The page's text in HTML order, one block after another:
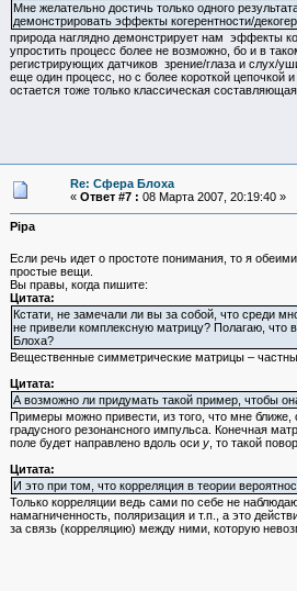
Мне желательно достичь только одного
демонстрировать эффекты когерентности/
природа наглядно демонстрирует нам эффекты
упростить процесс более не возможно, бо и в
регистрирующих датчиков зрение/глаза и слух/
еще один процесс, но с более короткой цепочкой
остается тоже только классическая
Re: Сфера Блоха
« Ответ #7 : 08 Марта 2007, 20:19:40 »
Pipa
Если речь идет о простоте понимания, то я
простые вещи.
Вы правы, когда пишите:
Цитата:
Кстати, не замечали ли вы за собой, что среди
не привели комплексную матрицу? Полагаю, что
Блоха?
Вещественные симметрические матрицы –
Цитата:
А возможно ли придумать такой пример, чтобы
Примеры можно привести, из того, что мне
градусного резонансного импульса. Конечная
поле будет направлено вдоль оси y, то такой
Цитата:
И это при том, что корреляция в теории
Только корреляции ведь сами по себе не
намагниченность, поляризация и т.п., а это
за связь (корреляцию) между ними, которую